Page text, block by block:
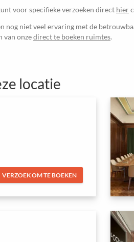
voor specifieke verzoeken direct hier
nog niet veel ervaring met de
van onzedirect te boeken ruimtes.
locatie
VERZOEK OM TE BOEKEN